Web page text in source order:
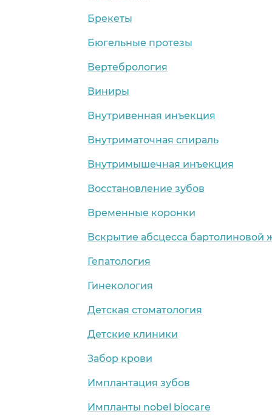
Брекеты
Бюгельные протезы
Вертебрология
Виниры
Внутривенная инъекция
Внутриматочная спираль
Внутримышечная инъекция
Восстановление зубов
Временные коронки
Вскрытие абсцесса бартолиновой
Гепатология
Гинекология
Детская стоматология
Детские клиники
Забор крови
Имплантация зубов
Импланты nobel biocare